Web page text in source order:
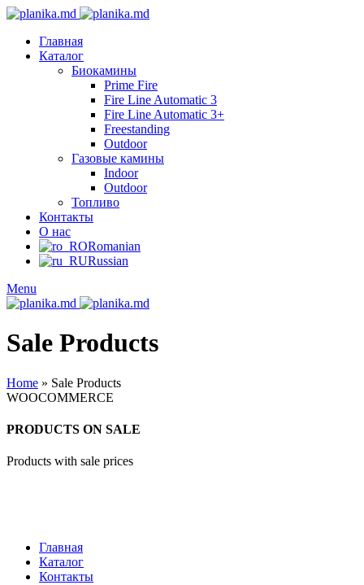
Главная
Каталог
Биокамины
Prime Fire
Fire Line Automatic 3
Fire Line Automatic 3+
Freestanding
Outdoor
Газовые камины
Indoor
Outdoor
Топливо
Контакты
О нас
Romanian
Russian
Menu
Sale Products
Home » Sale Products
WOOCOMMERCE
PRODUCTS ON SALE
Products with sale prices
Главная
Каталог
Контакты